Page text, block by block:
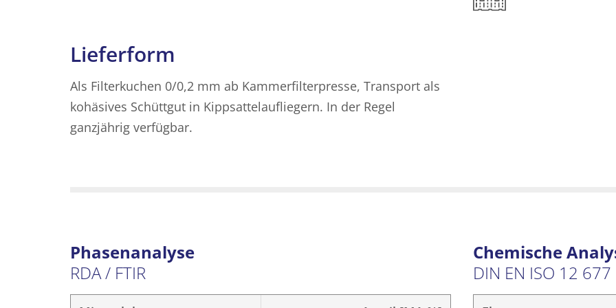
Lieferform
Als Filterkuchen 0/0,2 mm ab Kammerfilterpresse, Transport als
kohäsives Schüttgut in Kippsattelaufliegern. In der Regel
ganzjährig verfügbar.
Phasenanalyse
RDA / FTIR
Chemische
DIN EN ISO 12 677